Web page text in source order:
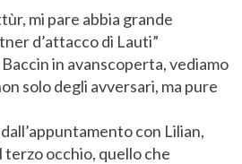
mi pare abbia grande
d’attacco di Lauti”
in avanscoperta, vediamo
solo degli avversari, ma pure
con Lilian,
terzo occhio, quello che